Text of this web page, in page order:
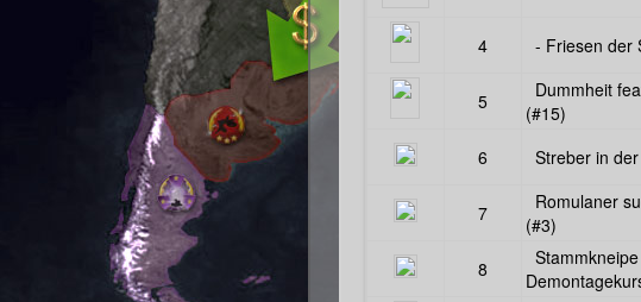
4 - Friesen der
5
Dummheit
(#15)
6 Streber in
7
Romulaner
(#3)
8